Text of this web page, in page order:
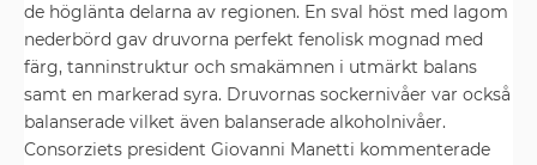
de höglänta delarna av regionen. En sval höst med lagom
nederbörd gav druvorna perfekt fenolisk mognad med
färg, tanninstruktur och smakämnen i utmärkt balans
samt en markerad syra. Druvornas sockernivåer var också
balanserade vilket även balanserade alkoholnivåer.
Consorziets president Giovanni Manetti kommenterade